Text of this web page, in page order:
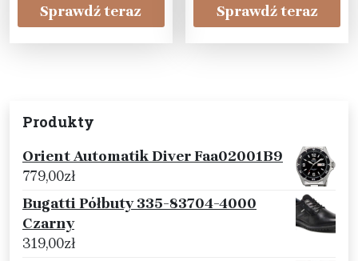
Sprawdź teraz Sprawdź teraz
Produkty
Orient Automatik Diver Faa02001B9
779,00zł
Bugatti Półbuty 335-83704-4000
Czarny
319,00zł